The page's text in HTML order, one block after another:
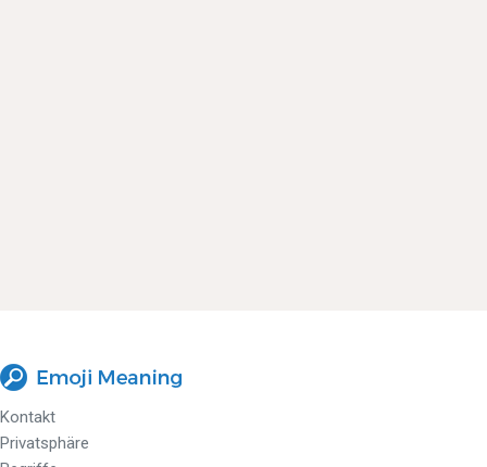
Kontakt
Privatsphäre